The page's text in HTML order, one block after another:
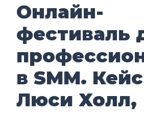
Онлайн-
фестиваль
в SMM.
Люси Холл,